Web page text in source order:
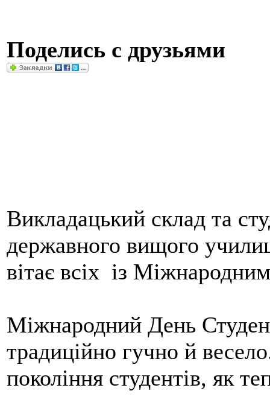
Поделись с друзьями
Викладацький склад та
державного вищого
вітає всіх із
Міжнародний День
традиційно гучно й
покоління студентів, як